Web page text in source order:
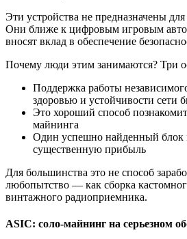
Эти устройства не предназначены для
Они ближе к цифровым игровым
вносят вклад в обеспечение
Почему люди этим занимаются? Три
Поддержка работы
здоровью и устойчивости сети
Это хороший способ
майнинга
Один успешно найденный блок
существенную прибыль
Для большинства это не способ
любопытство — как сборка
винтажного радиоприемника.
ASIC: соло-майнинг на серьезном